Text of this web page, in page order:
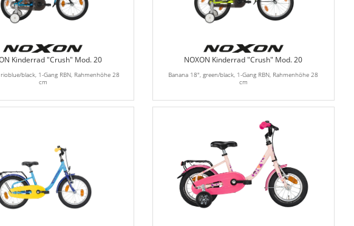
Kinderrad "Crush" Mod. 20
black, 1-Gang RBN, Rahmenhöhe 28
cm
NOXON Kinderrad "Crush" Mod. 20
Banana 18", green/black, 1-Gang RBN, Rahmenhöhe 28
cm